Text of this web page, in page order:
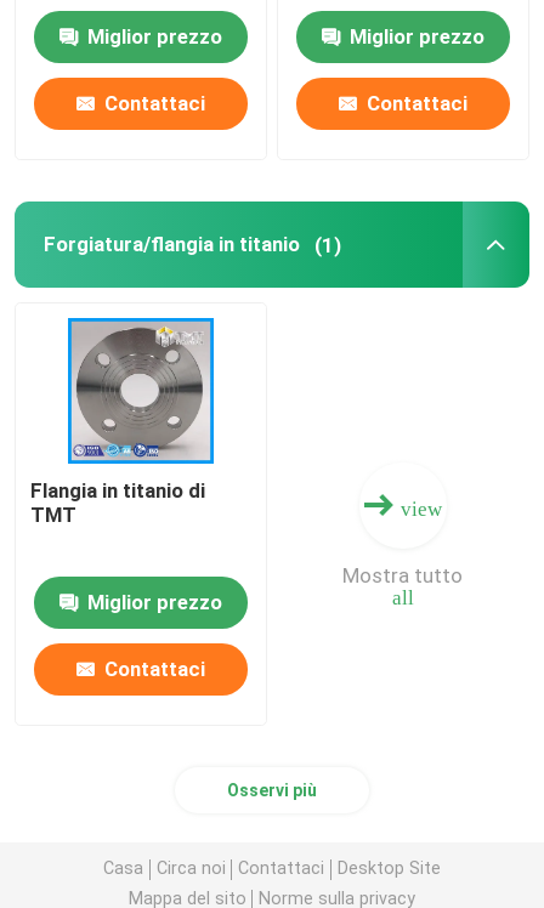
Miglior prezzo
Contattaci
Miglior prezzo
Contattaci
Forgiatura/flangia in titanio (1)
Flangia in titanio di
TMT
Miglior prezzo
Contattaci
view
all
Mostra tutto
Osservi più
Casa Circa noi Contattaci
Desktop Site
Mappa del sito
Norme sulla privacy